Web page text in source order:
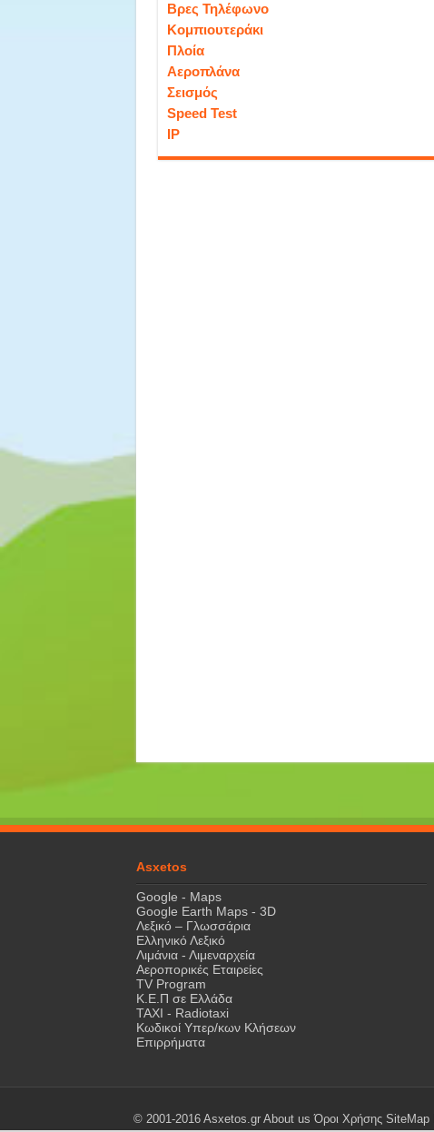
Βρες Τηλέφωνο
Κομπιουτεράκι
Πλοία
Αεροπλάνα
Σεισμός
Speed Test
IP
Asxetos
Google - Maps
Google Earth Maps - 3D
Λεξικό – Γλωσσάρια
Ελληνικό Λεξικό
Λιμάνια - Λιμεναρχεία
Αεροπορικές Εταιρείες
TV Program
Κ.Ε.Π σε Ελλάδα
ΤΑΧΙ - Radiotaxi
Κωδικοί Υπερ/κων Κλήσεων
Επιρρήματα
© 2001-2016 Asxetos.gr About us Όροι Χρήσης SiteMap